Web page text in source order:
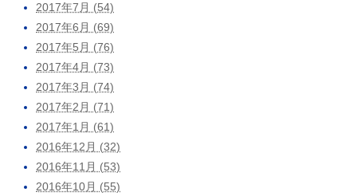
2017年7月 (54)
2017年6月 (69)
2017年5月 (76)
2017年4月 (73)
2017年3月 (74)
2017年2月 (71)
2017年1月 (61)
2016年12月 (32)
2016年11月 (53)
2016年10月 (55)